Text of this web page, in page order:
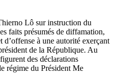
Lô sur instruction du
faits présumés de diffamation,
à une autorité exerçant
de la République. Au
des déclarations
régime du Président Me